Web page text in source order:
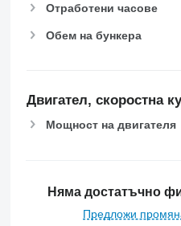
Отработени часове
Обем на бункера
Двигател, скоростна
Мощност на двигателя
Няма достатъчно
Предложи